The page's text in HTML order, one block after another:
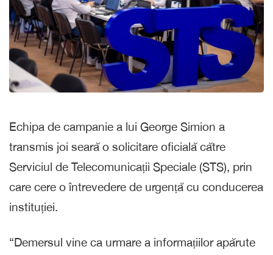
Echipa de campanie a lui George Simion a
transmis joi seară o solicitare oficială către
Serviciul de Telecomunicații Speciale (STS), prin
care cere o întrevedere de urgență cu conducerea
instituției.
“Demersul vine ca urmare a informațiilor apărute